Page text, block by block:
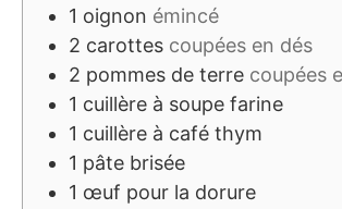
1 oignon émincé
2 carottes coupées en dés
2 pommes de terre coupées
1 cuillère à soupe farine
1 cuillère à café thym
1 pâte brisée
1 œuf pour la dorure